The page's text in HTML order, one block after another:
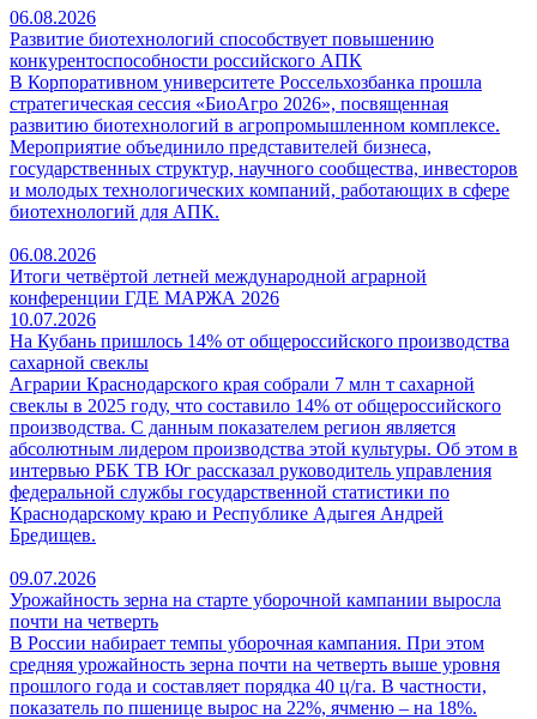
06.08.2026
Развитие биотехнологий способствует повышению
конкурентоспособности российского АПК
В Корпоративном университете Россельхозбанка прошла
стратегическая сессия «БиоАгро 2026», посвященная
развитию биотехнологий в агропромышленном комплексе.
Мероприятие объединило представителей бизнеса,
государственных структур, научного сообщества, инвесторов
и молодых технологических компаний, работающих в сфере
биотехнологий для АПК.
06.08.2026
Итоги четвёртой летней международной аграрной
конференции ГДЕ МАРЖА 2026
10.07.2026
На Кубань пришлось 14% от общероссийского производства
сахарной свеклы
Аграрии Краснодарского края собрали 7 млн т сахарной
свеклы в 2025 году, что составило 14% от общероссийского
производства. С данным показателем регион является
абсолютным лидером производства этой культуры. Об этом в
интервью РБК ТВ Юг рассказал руководитель управления
федеральной службы государственной статистики по
Краснодарскому краю и Республике Адыгея Андрей
Бредищев.
09.07.2026
Урожайность зерна на старте уборочной кампании выросла
почти на четверть
В России набирает темпы уборочная кампания. При этом
средняя урожайность зерна почти на четверть выше уровня
прошлого года и составляет порядка 40 ц/га. В частности,
показатель по пшенице вырос на 22%, ячменю – на 18%.